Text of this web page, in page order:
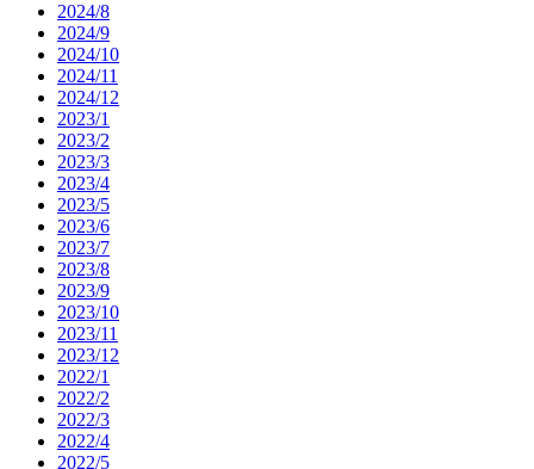
2024/8
2024/9
2024/10
2024/11
2024/12
2023/1
2023/2
2023/3
2023/4
2023/5
2023/6
2023/7
2023/8
2023/9
2023/10
2023/11
2023/12
2022/1
2022/2
2022/3
2022/4
2022/5